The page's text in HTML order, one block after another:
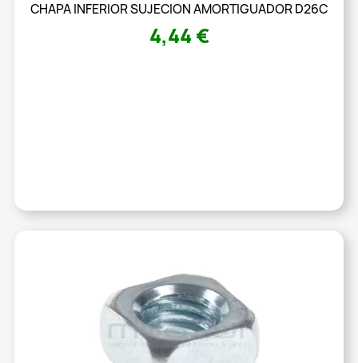
CHAPA INFERIOR SUJECION AMORTIGUADOR D26C
4,44 €